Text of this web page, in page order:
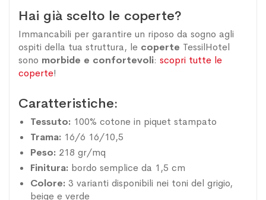
Hai già scelto le coperte?
Immancabili per garantire un riposo da sogno agli
ospiti della tua struttura, le coperte TessilHotel
sono morbide e confortevoli: scopri tutte le
coperte!
Caratteristiche:
Tessuto: 100% cotone in piquet stampato
Trama: 16/6 16/10,5
Peso: 218 gr/mq
Finitura: bordo semplice da 1,5 cm
Colore: 3 varianti disponibili nei toni del grigio,
beige e verde